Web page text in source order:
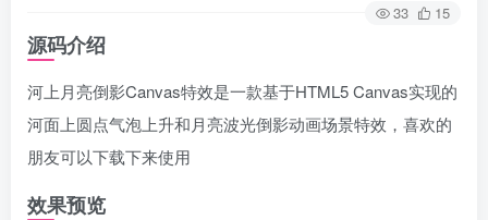
33 15
源码介绍
河上月亮倒影Canvas特效是一款基于HTML5 Canvas实现的
河面上圆点气泡上升和月亮波光倒影动画场景特效，喜欢的
朋友可以下载下来使用
效果预览